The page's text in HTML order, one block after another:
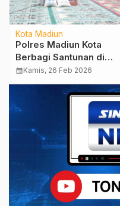
Kota Madiun
Polres Madiun Kota
Berbagi Santunan di
Panti Asuhan
Muhammadiyah,
Pererat Silaturahmi dan
Motivasi Anak Asuh
calendar_monthKamis, 26 Feb 2026